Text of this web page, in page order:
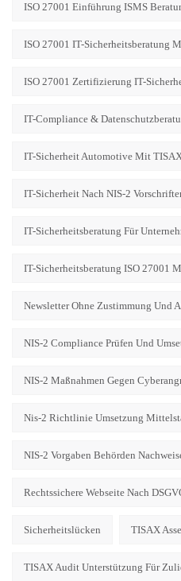
ISO 27001 Einführung ISMS
ISO 27001 IT-Sicherheitsberatung
ISO 27001 Zertifizierung IT-
IT-Compliance &
IT-Sicherheit Automotive Mit
IT-Sicherheit Nach NIS-2
IT-Sicherheitsberatung Für
IT-Sicherheitsberatung ISO 27001
Newsletter Ohne Zustimmung Und
NIS-2 Compliance Prüfen Und
NIS-2 Maßnahmen Gegen
Nis-2 Richtlinie Umsetzung
NIS-2 Vorgaben Behörden
Rechtssichere Webseite Nach
Sicherheitslücken TISAX
TISAX Audit Unterstützung Für